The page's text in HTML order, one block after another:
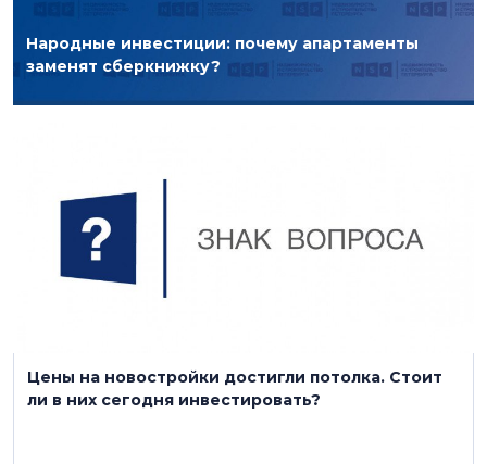
Народные инвестиции: почему апартаменты
заменят сберкнижку?
Цены на новостройки достигли потолка. Стоит
ли в них сегодня инвестировать?